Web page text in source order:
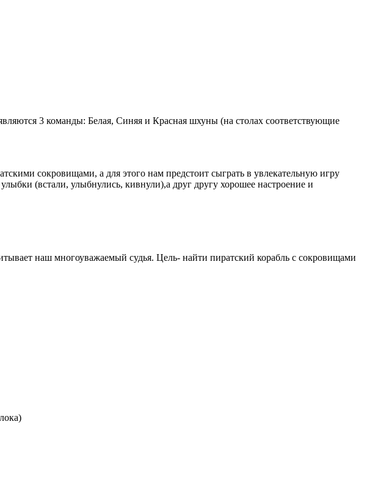
3 команды: Белая, Синяя и Красная шхуны (на столах соответствующие
сокровищами, а для этого нам предстоит сыграть в увлекательную игру
(встали, улыбнулись, кивнули),а друг другу хорошее настроение и
наш многоуважаемый судья. Цель- найти пиратский корабль с сокровищами